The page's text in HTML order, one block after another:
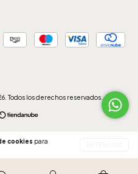
cookies para
Todos los derechos reservados.